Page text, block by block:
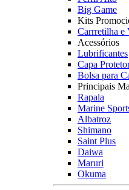
Big Game
Kits
Carrretilha e
Acessórios
Lubrificantes
Capa
Bolsa para
Principais
Rapala
Marine
Albatroz
Shimano
Saint Plus
Daiwa
Maruri
Okuma